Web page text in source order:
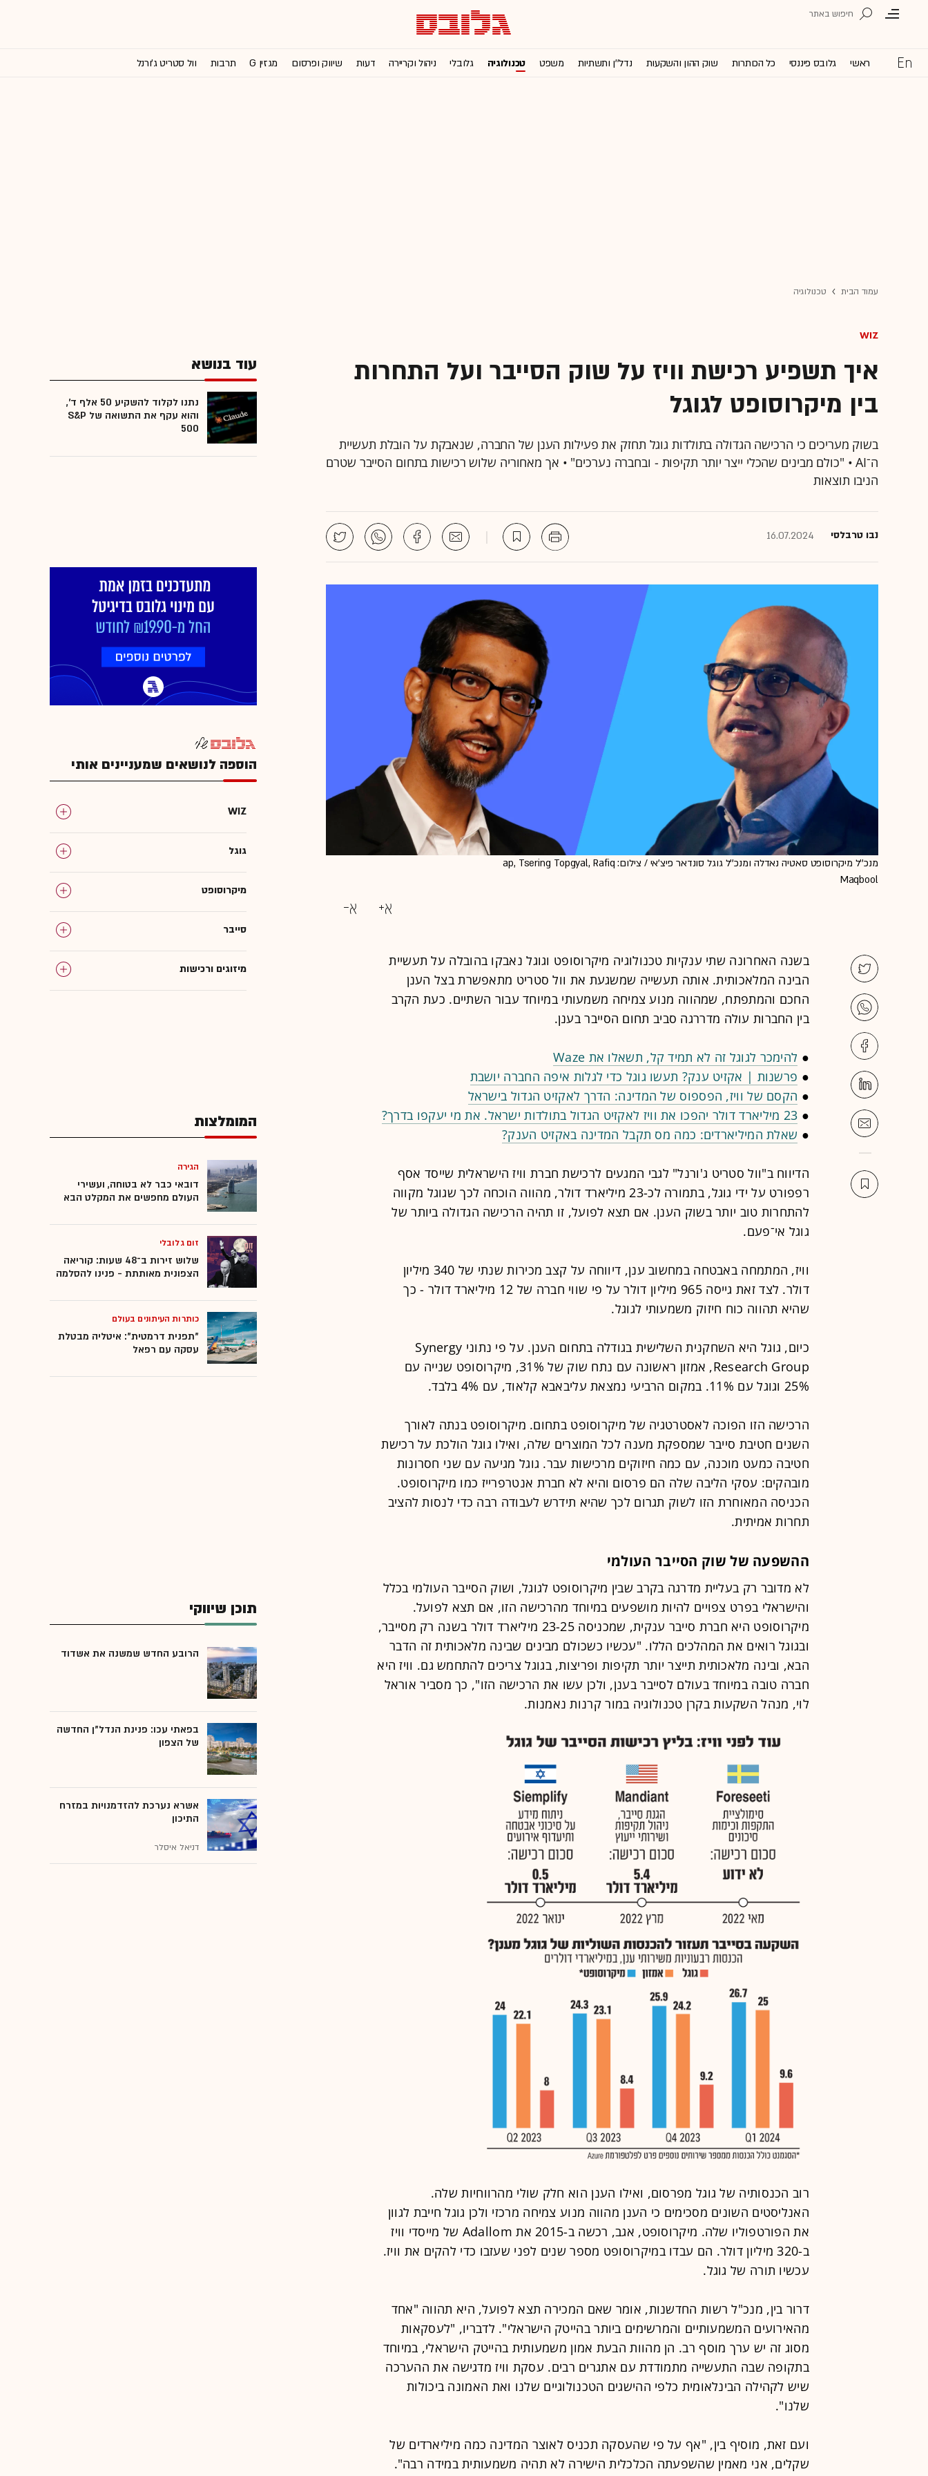
ראשי גלובס פיננסי כל הכותרות שוק ההון והשקעות נדל''ן ותשתיות משפט טכנולוגיה גלובלי ניהול וקריירה דעות שיווק ופרסום מגזין G תרבות וול סטריט ג'ורנל
עמוד הבית טכנולוגיה
WIZ
איך תשפיע רכישת וויז על שוק הסייבר ועל התחרות
בין מיקרוסופט לגוגל
בשוק מעריכים כי הרכישה הגדולה בתולדות גוגל תחזק את פעילות הענן של החברה, שנאבקת על הובלת תעשיית
ה־AI • "כולם מבינים שהכלי ייצר יותר תקיפות - ובחברה נערכים" • אך מאחוריה שלוש רכישות בתחום הסייבר שטרם
הניבו תוצאות
נבו טרבלסי 16.07.2024
מנכ''ל מיקרוסופט סאטיה נאדלה ומנכ''ל גוגל סונדאר פיצ'אי / צילום: ap, Tsering Topgyal, Rafiq
Maqbool
בשנה האחרונה שתי ענקיות טכנולוגיה מיקרוסופט וגוגל נאבקו בהובלה על תעשיית
הבינה המלאכותית. אותה תעשייה שמשגעת את וול סטריט מתאפשרת בצל הענן
החכם והמתפתח, שמהווה מנוע צמיחה משמעותי במיוחד עבור השתיים. כעת הקרב
בין החברות עולה מדררגה סביב תחום הסייבר בענן.
● להימכר לגוגל זה לא תמיד קל, תשאלו את Waze
● פרשנות | אקזיט ענק? תעשו גוגל כדי לגלות איפה החברה יושבת
● הקסם של וויז, הפספוס של המדינה: הדרך לאקזיט הגדול בישראל
● 23 מיליארד דולר יהפכו את וויז לאקזיט הגדול בתולדות ישראל. את מי יעקפו בדרך?
● שאלת המיליארדים: כמה מס תקבל המדינה באקזיט הענק?
הדיווח ב"וול סטריט ג'ורנל" לגבי המגעים לרכישת חברת וויז הישראלית שייסד אסף
רפפורט על ידי גוגל, בתמורה לכ-23 מיליארד דולר, מהווה הוכחה לכך שגוגל מקווה
להתחרות טוב יותר בשוק הענן. אם תצא לפועל, זו תהיה הרכישה הגדולה ביותר של
גוגל אי־פעם.
וויז, המתמחה באבטחה במחשוב ענן, דיווחה על קצב מכירות שנתי של 340 מיליון
דולר. לצד זאת גייסה 965 מיליון דולר על פי שווי חברה של 12 מיליארד דולר - כך
שהיא תהווה כוח חיזוק משמעותי לגוגל.
כיום, גוגל היא השחקנית השלישית בגודלה בתחום הענן. על פי נתוני Synergy
Research Group, אמזון ראשונה עם נתח שוק של 31%, מיקרוסופט שנייה עם
25% וגוגל עם 11%. במקום הרביעי נמצאת עליבאבא קלאוד, עם 4% בלבד.
הרכישה הזו הפוכה לאסטרטגיה של מיקרוסופט בתחום. מיקרוסופט בנתה לאורך
השנים חטיבת סייבר שמספקת מענה לכל המוצרים שלה, ואילו גוגל הולכת על רכישת
חטיבה כמעט מוכנה, עם כמה חיזוקים מרכישות עבר. גוגל מגיעה עם שני חסרונות
מובהקים: עסקי הליבה שלה הם פרסום והיא לא חברת אנטרפרייז כמו מיקרוסופט.
הכניסה המאוחרת הזו לשוק תגרום לכך שהיא תידרש לעבודה רבה כדי לנסות להציב
תחרות אמיתית.
ההשפעה של שוק הסייבר העולמי
לא מדובר רק בעליית מדרגה בקרב שבין מיקרוסופט לגוגל, ושוק הסייבר העולמי בכלל
והישראלי בפרט צפויים להיות מושפעים במיוחד מהרכישה הזו, אם תצא לפועל.
מיקרוסופט היא חברת סייבר ענקית, שמכניסה 23-25 מיליארד דולר בשנה רק מסייבר,
ובגוגל רואים את המהלכים הללו. "עכשיו כשכולם מבינים שבינה מלאכותית זה הדבר
הבא, ובינה מלאכותית תייצר יותר תקיפות ופריצות, בגוגל צריכים להתחמש גם. וויז היא
חברה טובה במיוחד בעולם לסייבר בענן, ולכן עשו את הרכישה הזו", כך מסביר אוראל
לוי, מנהל השקעות בקרן טכנולוגיה במור קרנות נאמנות.
רוב הכנסותיה של גוגל מפרסום, ואילו הענן הוא חלק שולי מהרווחיות שלה.
האנליסטים השונים מסכימים כי הענן מהווה מנוע צמיחה מרכזי ולכן גוגל חייבת לגוון
את הפורטפוליו שלה. מיקרוסופט, אגב, רכשה ב-2015 את Adallom של מייסדי וויז
ב-320 מיליון דולר. הם עבדו במיקרוסופט מספר שנים לפני שעזבו כדי להקים את וויז.
עכשיו תורה של גוגל.
דרור בין, מנכ"ל רשות החדשנות, אומר שאם המכירה תצא לפועל, היא תהווה "אחד
מהאירועים המשמעותיים והמרשימים ביותר בהייטק הישראלי". לדבריו, "לעסקאות
מסוג זה יש ערך מוסף רב. הן מהוות הבעת אמון משמעותית בהייטק הישראלי, במיוחד
בתקופה שבה התעשייה מתמודדת עם אתגרים רבים. עסקת וויז מדגישה את ההערכה
שיש לקהילה הבינלאומית כלפי ההישגים הטכנולוגיים שלנו ואת האמונה ביכולות
שלנו".
ועם זאת, מוסיף בין, "אף על פי שהעסקה תכניס לאוצר המדינה כמה מיליארדים של
שקלים, אני מאמין שהשפעתה הכלכלית הישירה לא תהיה משמעותית במידה רבה".
עוד בנושא
נתנו לקלוד להשקיע 50 אלף ד',
והוא עקף את התשואה של S&P
500
הוספה לנושאים שמעניינים אותי
WIZ
גוגל
מיקרוסופט
סייבר
מיזוגים ורכישות
בינה מלאכותית
אסף רפפורט
המומלצות
הגירה
דובאי כבר לא בטוחה, ועשירי
העולם מחפשים את המקלט הבא
זום גלובלי
שלוש זירות ב־48 שעות: קוריאה
הצפונית מאותתת - פנינו להסלמה
כותרות העיתונים בעולם
"תפנית דרמטית": איטליה מבטלת
עסקה עם רפאל
תוכן שיווקי
הרובע החדש שמשנה את אשדוד
בפאתי עכו: פנינת הנדל"ן החדשה
של הצפון
אשרא נערכת להזדמנויות במזרח
התיכון
דניאל איסלר